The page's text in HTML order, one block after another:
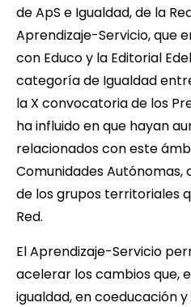
de ApS e Igualdad, de la
Aprendizaje-Servicio, que
con Educo y la Editorial
categoría de Igualdad
la X convocatoria de los
ha influido en que hayan
relacionados con este
Comunidades Autónomas,
de los grupos territoriales
Red.
El Aprendizaje-Servicio
acelerar los cambios que,
igualdad, en coeducación